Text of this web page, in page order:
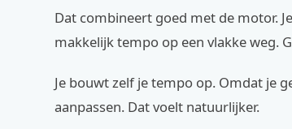
Dat combineert goed met de motor.
makkelijk tempo op een vlakke weg.
Je bouwt zelf je tempo op. Omdat je
aanpassen. Dat voelt natuurlijker.